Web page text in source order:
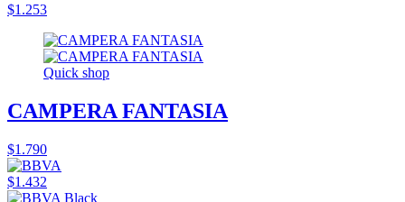
$1.253
Quick shop
CAMPERA FANTASIA
$1.790
$1.432